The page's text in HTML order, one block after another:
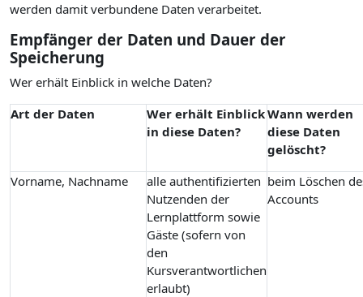
werden damit verbundene Daten verarbeitet.
Empfänger der Daten und Dauer der
Speicherung
Wer erhält Einblick in welche Daten?
Art der Daten
Wer erhält Einblick
in diese Daten?
Wann werden
diese Daten
gelöscht?
Vorname, Nachname
alle authentifizierten
Nutzenden der
Lernplattform sowie
Gäste (sofern von
den
Kursverantwortlichen
erlaubt)
beim Löschen
Accounts